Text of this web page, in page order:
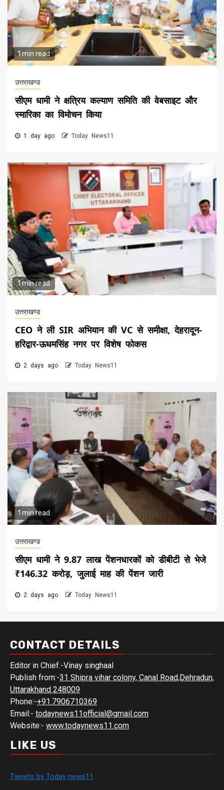
1 min read
उत्तराखण्ड
सीएम धामी ने क्षत्रिय कल्याण समिति की वेबसाइट और
स्मारिका का विमोचन किया
1 day ago Today News11
1 min read
उत्तराखण्ड
CEO ने ली SIR अभियान की VC से समीक्षा, देहरादून-
हरिद्वार-ऊधमसिंह नगर पर विशेष फोकस
2 days ago Today News11
1 min read
उत्तराखण्ड
सीएम धामी ने 9.87 लाख पेंशनधारकों को डीबीटी से भेजे
₹146.32 करोड़, जुलाई माह की पेंशन जारी
2 days ago Today News11
CONTACT DETAILS
Editor in Chief:-Vinay singhaal
Publish from:-31 Shipra vihar colony, Canal Road,Dehradun,
Uttarakhand 248009
Phone:-+91.7906710369
Email:- todaynews11official@gmail.com
Website:- www.todaynews11.com
LIKE US
Tweets by Today news11